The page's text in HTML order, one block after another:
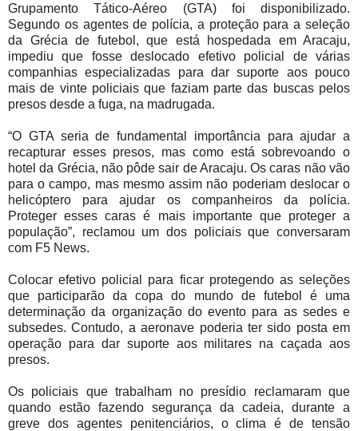
Grupamento Tático-Aéreo (GTA) foi disponibilizado.
Segundo os agentes de polícia, a proteção para a seleção
da Grécia de futebol, que está hospedada em Aracaju,
impediu que fosse deslocado efetivo policial de várias
companhias especializadas para dar suporte aos pouco
mais de vinte policiais que faziam parte das buscas pelos
presos desde a fuga, na madrugada.
“O GTA seria de fundamental importância para ajudar a
recapturar esses presos, mas como está sobrevoando o
hotel da Grécia, não pôde sair de Aracaju. Os caras não vão
para o campo, mas mesmo assim não poderiam deslocar o
helicóptero para ajudar os companheiros da polícia.
Proteger esses caras é mais importante que proteger a
população”, reclamou um dos policiais que conversaram
com F5 News.
Colocar efetivo policial para ficar protegendo as seleções
que participarão da copa do mundo de futebol é uma
determinação da organização do evento para as sedes e
subsedes. Contudo, a aeronave poderia ter sido posta em
operação para dar suporte aos militares na caçada aos
presos.
Os policiais que trabalham no presídio reclamaram que
quando estão fazendo segurança da cadeia, durante a
greve dos agentes penitenciários, o clima é de tensão